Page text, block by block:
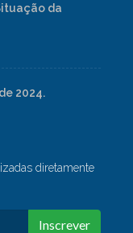
da
2024.
diretamente
Inscrever